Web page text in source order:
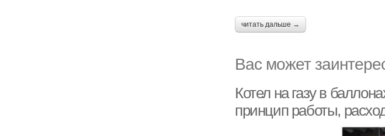
читать дальше →
Вас может
Котел на газу в
принцип работы,